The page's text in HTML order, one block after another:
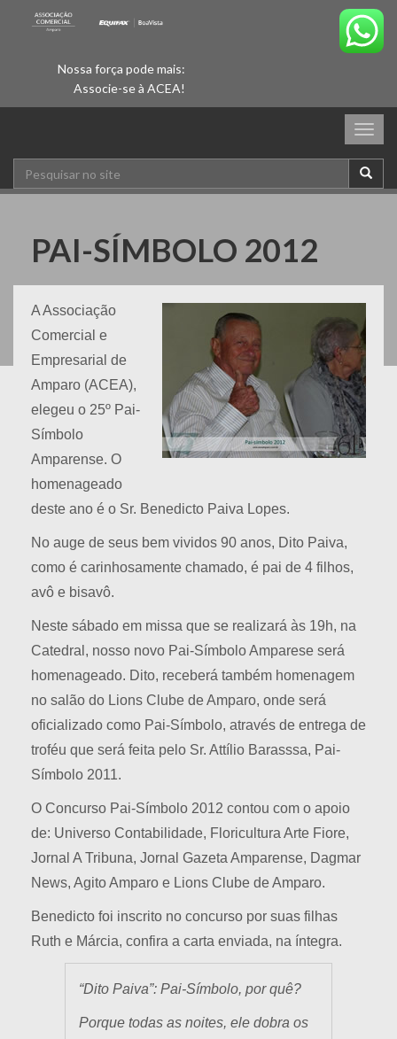
Nossa força pode mais:
Associe-se à ACEA!
PAI-SÍMBOLO 2012
A Associação
Comercial e
Empresarial de
Amparo (ACEA),
elegeu o 25º Pai-
Símbolo
Amparense. O
homenageado
deste ano é o Sr. Benedicto Paiva Lopes.
No auge de seus bem vividos 90 anos, Dito Paiva,
como é carinhosamente chamado, é pai de 4 filhos,
avô e bisavô.
Neste sábado em missa que se realizará às 19h, na
Catedral, nosso novo Pai-Símbolo Amparese será
homenageado. Dito, receberá também homenagem
no salão do Lions Clube de Amparo, onde será
oficializado como Pai-Símbolo, através de entrega de
troféu que será feita pelo Sr. Attílio Barasssa, Pai-
Símbolo 2011.
O Concurso Pai-Símbolo 2012 contou com o apoio
de: Universo Contabilidade, Floricultura Arte Fiore,
Jornal A Tribuna, Jornal Gazeta Amparense, Dagmar
News, Agito Amparo e Lions Clube de Amparo.
Benedicto foi inscrito no concurso por suas filhas
Ruth e Márcia, confira a carta enviada, na íntegra.
“Dito Paiva”: Pai-Símbolo, por quê?
Porque todas as noites, ele dobra os